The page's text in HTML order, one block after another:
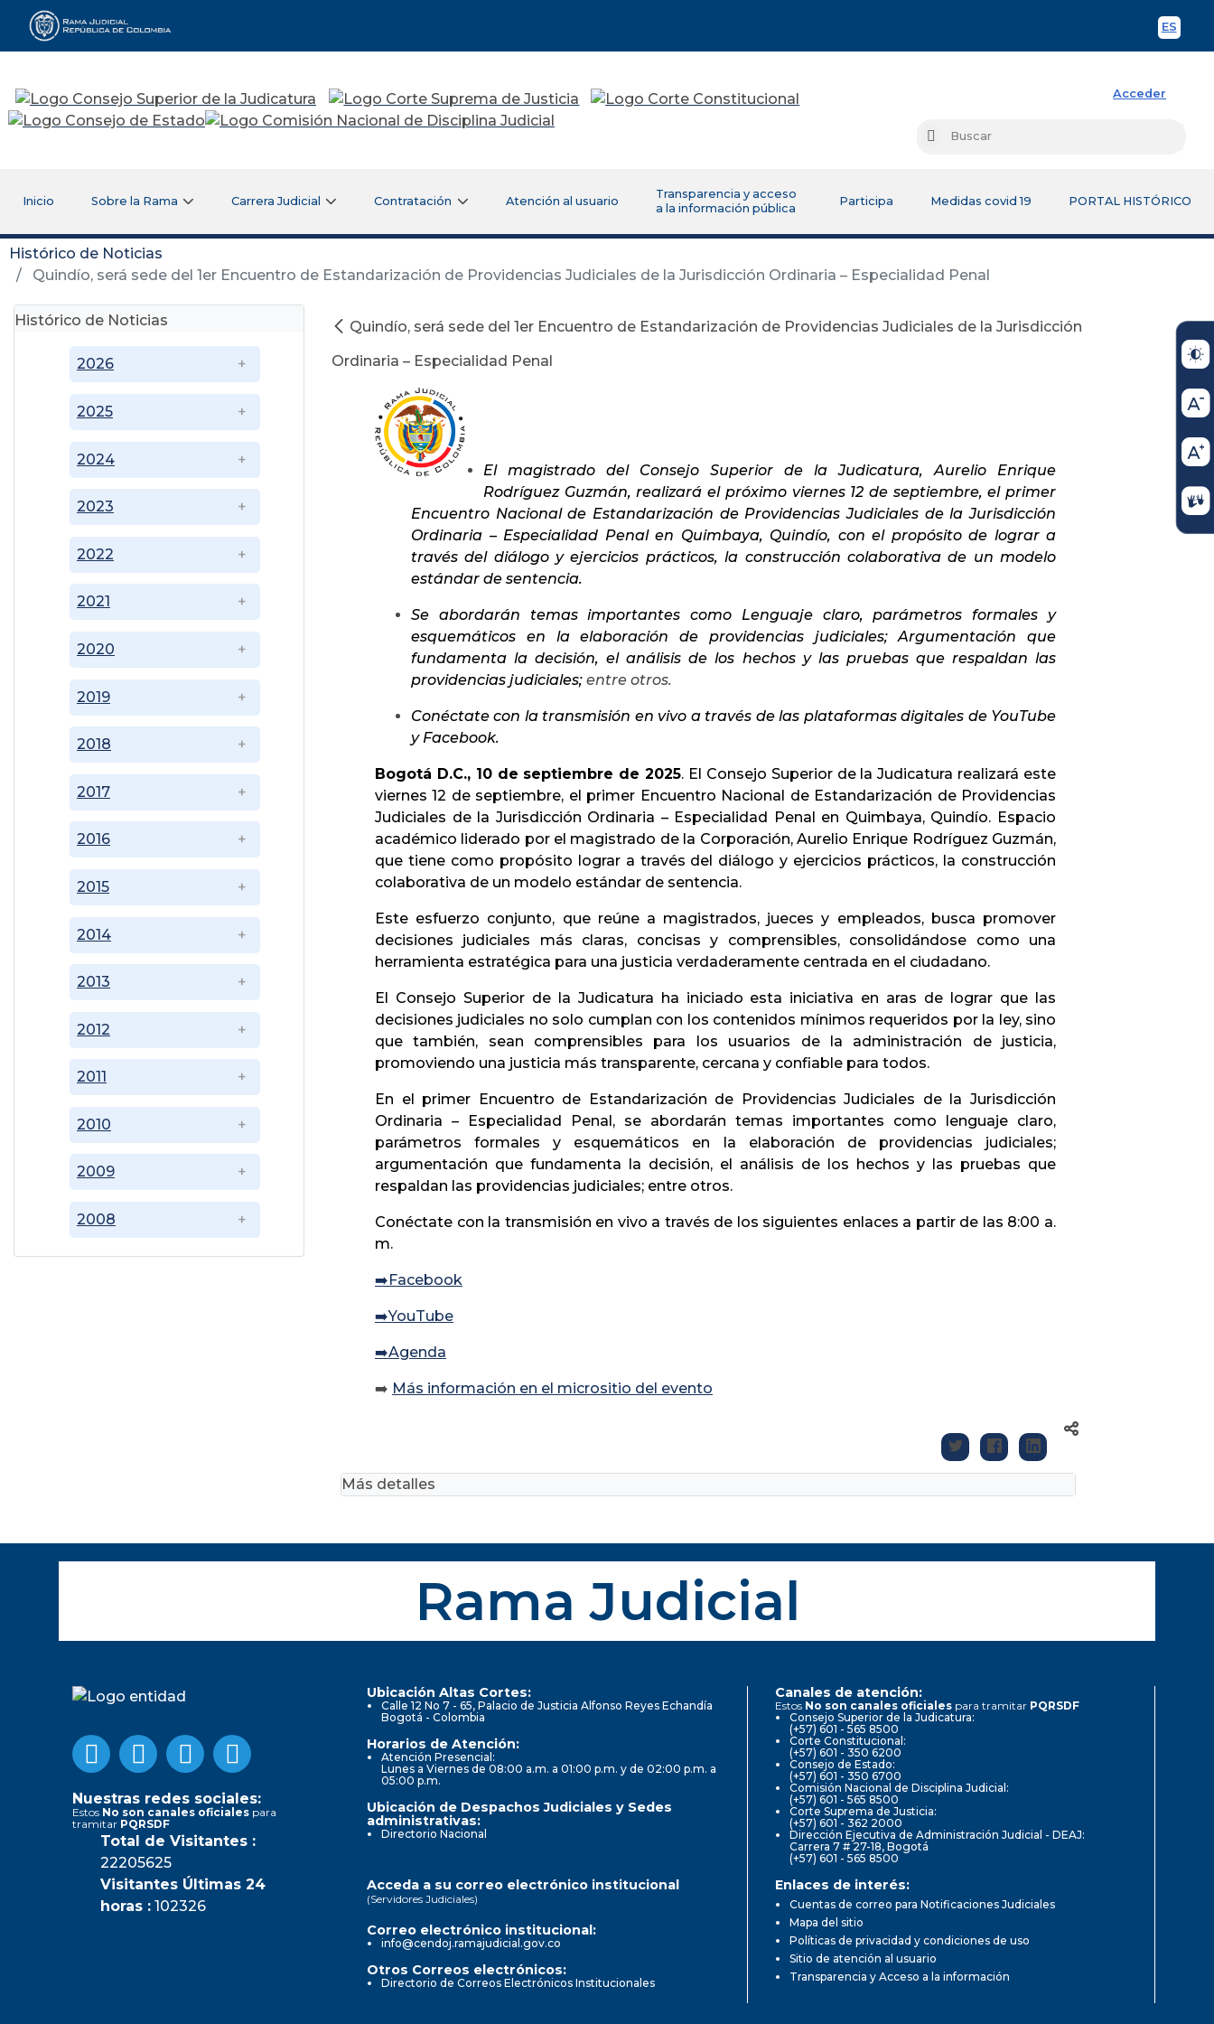
ES
Rama Judicial
Acceder
Buscar
Inicio Sobre la Rama Carrera Judicial Contratación Atención al usuario
Transparencia y acceso
a la información pública
Participa Medidas covid 19 PORTAL HISTÓRICO
Histórico de Noticias
Quindío, será sede del 1er Encuentro de Estandarización de Providencias Judiciales de la Jurisdicción Ordinaria – Especialidad Penal
Histórico de Noticias
2008
2009
2010
2011
2012
2013
2014
2015
2016
2017
2018
2019
2020
2021
2022
2023
2024
2025
2026
Quindío, será sede del 1er Encuentro de Estandarización de Providencias Judiciales de la Jurisdicción
Ordinaria – Especialidad Penal
El magistrado del Consejo Superior de la Judicatura, Aurelio Enrique
Rodríguez Guzmán, realizará el próximo viernes 12 de septiembre, el primer
Encuentro Nacional de Estandarización de Providencias Judiciales de la Jurisdicción
Ordinaria – Especialidad Penal en Quimbaya, Quindío, con el propósito de lograr a
través del diálogo y ejercicios prácticos, la construcción colaborativa de un modelo
estándar de sentencia.
Se abordarán temas importantes como Lenguaje claro, parámetros formales y
esquemáticos en la elaboración de providencias judiciales; Argumentación que
fundamenta la decisión, el análisis de los hechos y las pruebas que respaldan las
providencias judiciales; entre otros.
Conéctate con la transmisión en vivo a través de las plataformas digitales de YouTube
y Facebook.
Bogotá D.C., 10 de septiembre de 2025. El Consejo Superior de la Judicatura realizará este
viernes 12 de septiembre, el primer Encuentro Nacional de Estandarización de Providencias
Judiciales de la Jurisdicción Ordinaria – Especialidad Penal en Quimbaya, Quindío. Espacio
académico liderado por el magistrado de la Corporación, Aurelio Enrique Rodríguez Guzmán,
que tiene como propósito lograr a través del diálogo y ejercicios prácticos, la construcción
colaborativa de un modelo estándar de sentencia.
Este esfuerzo conjunto, que reúne a magistrados, jueces y empleados, busca promover
decisiones judiciales más claras, concisas y comprensibles, consolidándose como una
herramienta estratégica para una justicia verdaderamente centrada en el ciudadano.
El Consejo Superior de la Judicatura ha iniciado esta iniciativa en aras de lograr que las
decisiones judiciales no solo cumplan con los contenidos mínimos requeridos por la ley, sino
que también, sean comprensibles para los usuarios de la administración de justicia,
promoviendo una justicia más transparente, cercana y confiable para todos.
En el primer Encuentro de Estandarización de Providencias Judiciales de la Jurisdicción
Ordinaria – Especialidad Penal, se abordarán temas importantes como lenguaje claro,
parámetros formales y esquemáticos en la elaboración de providencias judiciales;
argumentación que fundamenta la decisión, el análisis de los hechos y las pruebas que
respaldan las providencias judiciales; entre otros.
Conéctate con la transmisión en vivo a través de los siguientes enlaces a partir de las 8:00 a.
m.
➡️Facebook
➡️YouTube
➡️Agenda
➡️ Más información en el micrositio del evento
Más detalles
Rama Judicial
Nuestras redes sociales:
Estos No son canales oficiales para
tramitar PQRSDF
Total de Visitantes :
22205625
Visitantes Últimas 24
horas : 102326
Ubicación Altas Cortes:
Calle 12 No 7 - 65, Palacio de Justicia Alfonso Reyes Echandía
Bogotá - Colombia
Horarios de Atención:
Atención Presencial:
Lunes a Viernes de 08:00 a.m. a 01:00 p.m. y de 02:00 p.m. a
05:00 p.m.
Ubicación de Despachos Judiciales y Sedes
administrativas:
Directorio Nacional
Canales de atención:
Estos No son canales oficiales para tramitar PQRSDF
Consejo Superior de la Judicatura:
(+57) 601 - 565 8500
Corte Constitucional:
(+57) 601 - 350 6200
Consejo de Estado:
(+57) 601 - 350 6700
Comisión Nacional de Disciplina Judicial:
(+57) 601 - 565 8500
Corte Suprema de Justicia:
(+57) 601 - 362 2000
Dirección Ejecutiva de Administración Judicial - DEAJ:
Carrera 7 # 27-18, Bogotá
(+57) 601 - 565 8500
Acceda a su correo electrónico institucional
(Servidores Judiciales)
Correo electrónico institucional:
info@cendoj.ramajudicial.gov.co
Otros Correos electrónicos:
Directorio de Correos Electrónicos Institucionales
Enlaces de interés:
Cuentas de correo para Notificaciones Judiciales
Mapa del sitio
Políticas de privacidad y condiciones de uso
Sitio de atención al usuario
Transparencia y Acceso a la información